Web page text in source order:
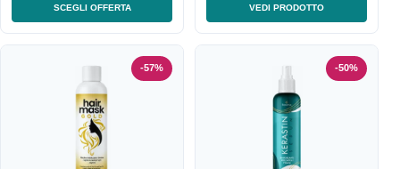
SCEGLI OFFERTA VEDI PRODOTTO
-57% -50%